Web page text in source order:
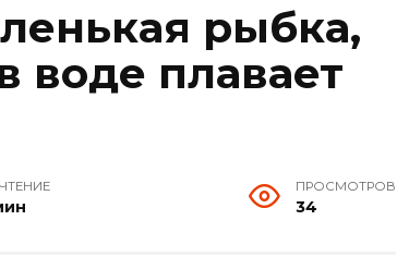
рыбка,
плавает
ПРОСМОТРОВ
34